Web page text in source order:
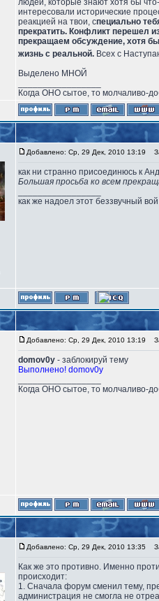
людей, которые знают хотя бы
интересовали исторические
реакцией на твои, специально
прекратить. Конфликт перешел
прекращаем обсуждение, хотя
жизнь с реальной. Всех с
Выделено МНОЙ
Когда ОНО сытое, то молчаливо-
Добавлено: Ср, 29 Дек, 2010 13:19
как ни странно присоединюсь к
Большая просьба ко всем
как же надоел этот беззвучный
Добавлено: Ср, 29 Дек, 2010 13:19
domov0y - заблокируй тему
Выполнено! domov0y
Когда ОНО сытое, то молчаливо-
Добавлено: Ср, 29 Дек, 2010 13:35
Как же это противно. Именно
происходит:
1. Сначала форум сменил тему,
администрация не смогла не